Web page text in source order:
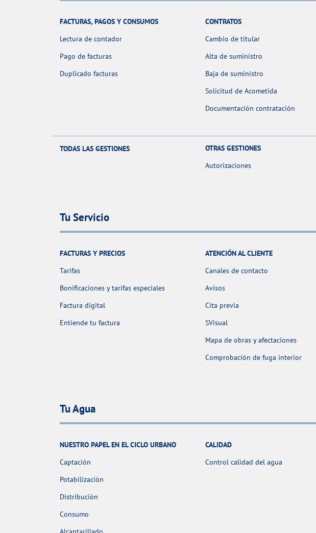
FACTURAS, PAGOS Y CONSUMOS
Lectura de contador
Pago de facturas
Duplicado facturas
CONTRATOS
Cambio de titular
Alta de suministro
Baja de suministro
Solicitud de Acometida
Documentación contratación
TODAS LAS GESTIONES
OTRAS GESTIONES
Autorizaciones
Tu Servicio
FACTURAS Y PRECIOS
Tarifas
Bonificaciones y tarifas especiales
Factura digital
Entiende tu factura
ATENCIÓN AL CLIENTE
Canales de contacto
Avisos
Cita previa
SVisual
Mapa de obras y afectaciones
Comprobación de fuga interior
Tu Agua
NUESTRO PAPEL EN EL CICLO URBANO
Captación
Potabilización
Distribución
Consumo
CALIDAD
Control calidad del agua